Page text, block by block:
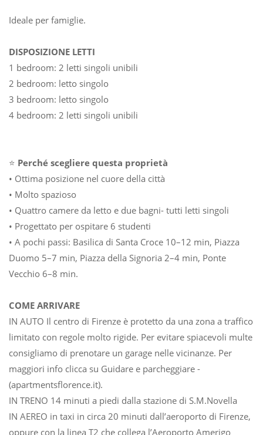
Ideale per famiglie.
DISPOSIZIONE LETTI
1 bedroom: 2 letti singoli unibili
2 bedroom: letto singolo
3 bedroom: letto singolo
4 bedroom: 2 letti singoli unibili
⭐ Perché scegliere questa proprietà
• Ottima posizione nel cuore della città
• Molto spazioso
• Quattro camere da letto e due bagni- tutti letti singoli
• Progettato per ospitare 6 studenti
• A pochi passi: Basilica di Santa Croce 10–12 min, Piazza
Duomo 5–7 min, Piazza della Signoria 2–4 min, Ponte
Vecchio 6–8 min.
COME ARRIVARE
IN AUTO Il centro di Firenze è protetto da una zona a traffico
limitato con regole molto rigide. Per evitare spiacevoli multe
consigliamo di prenotare un garage nelle vicinanze. Per
maggiori info clicca su Guidare e parcheggiare -
(apartmentsflorence.it).
IN TRENO 14 minuti a piedi dalla stazione di S.M.Novella
IN AEREO in taxi in circa 20 minuti dall’aeroporto di Firenze,
oppure con la linea T2 che collega l’Aeroporto Amerigo